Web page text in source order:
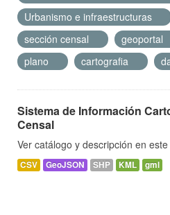
Urbanismo e infraestructuras
sección censal
geoportal
plano
cartografia
Sistema de Información
Censal
Ver catálogo y descripción en
CSV GeoJSON SHP KML gml